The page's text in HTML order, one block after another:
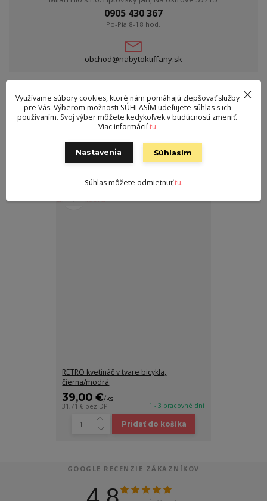
0905 430 367
Po-Pia 8-18 hod.
obchod@nabytoktiffany.sk
Tovar zaradený v kategóriách
Bytové doplnky
Súvisiaci tovar 1
RETRO kvetináč v tvare bicykla,
čierna/modrá
39,00 €/ks
31,71 € bez DPH 1 - 3 pracovné dni
Pridať do košíka
GOOGLE RECENZIE ZÁKAZNÍKOV
Využívame súbory cookies, ktoré nám pomáhajú zlepšovať služby
pre Vás. Výberom možnosti SÚHLASÍM udeľujete súhlas s ich
používaním. Svoj výber môžete kedykoľvek v budúcnosti zmeniť.
Viac informáciítu
Nastavenia Súhlasím
Súhlas môžete odmietnuťtu.